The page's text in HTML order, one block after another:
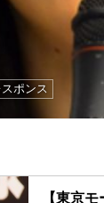
ポンス
【東京